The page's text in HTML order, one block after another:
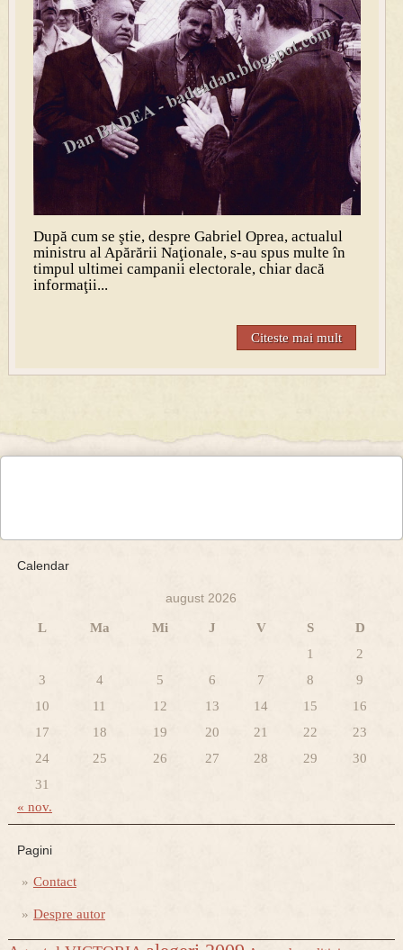
După cum se ştie, despre Gabriel Oprea, actualul
ministru al Apărării Naţionale, s-au spus multe în
timpul ultimei campanii electorale, chiar dacă
informaţii...
Citeste mai mult
Calendar
august 2026
L Ma Mi J V S
D
1
2
3
4 5 6 7 8
9
10
11 12 13 14 15
16
17
18 19 20 21 22
23
24
25 26 27 28 29
30
31
« nov.
Pagini
Contact
Despre autor